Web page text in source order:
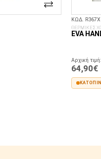
ΚΩΔ. R367X
ΘΕΡΜΙΚΕΣ
EVA
Αρχική
64,90€